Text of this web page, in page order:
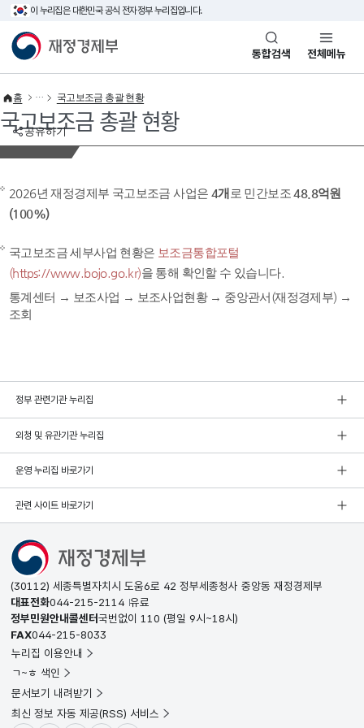
이 누리집은 대한민국 공식 전자정부 누리집입니다.
재정경제부(www.mofe.go.kr)통합검색 전체메뉴
공유하기
홈 국고보조금 총괄 현황
국고보조금 총괄 현황
2026년 재정경제부 국고보조금 사업은 4개 로 민간보조48.8억원
(100%)
국고보조금 세부사업 현황은 보조금통합포털
(https://www.bojo.go.kr)을 통해 확인할 수 있습니다.
통계센터 → 보조사업 → 보조사업현황 → 중앙관서(재정경제부) →
조회
정부 관련기관 누리집
외청 및 유관기관 누리집
운영 누리집 바로가기
관련 사이트 바로가기
(30112) 세종특별자치시 도움6로 42 정부세종청사 중앙동 재정경제부
대표전화044-215-2114 유료
정부민원안내콜센터국번없이 110 (평일 9시~18시)
FAX044-215-8033
누리집 이용안내
ㄱ~ㅎ 색인
문서보기 내려받기
최신 정보 자동 제공(RSS) 서비스